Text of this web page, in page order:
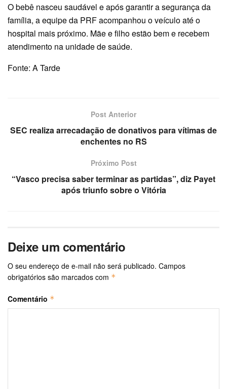
O bebê nasceu saudável e após garantir a segurança da
família, a equipe da PRF acompanhou o veículo até o
hospital mais próximo. Mãe e filho estão bem e recebem
atendimento na unidade de saúde.
Fonte: A Tarde
Post Anterior
SEC realiza arrecadação de donativos para vítimas de
enchentes no RS
Próximo Post
“Vasco precisa saber terminar as partidas”, diz Payet
após triunfo sobre o Vitória
Deixe um comentário
O seu endereço de e-mail não será publicado. Campos
obrigatórios são marcados com *
Comentário *